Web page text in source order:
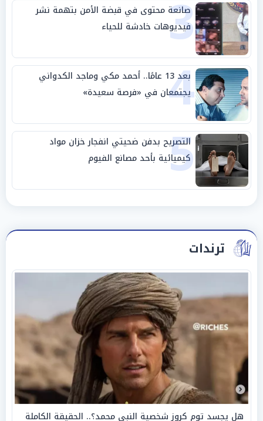
3
صانعة محتوى في قبضة الأمن بتهمة نشر
فيديوهات خادشة للحياء
4 بعد 13 عامًا.. أحمد مكي وماجد الكدواني
يجتمعان في «فرصة سعيدة»
5
التصريح بدفن ضحيتي انفجار خزان مواد
كيميائية بأحد مصانع الفيوم
ترندات
هل يجسد توم كروز شخصية النبي محمد؟.. الحقيقة الكاملة